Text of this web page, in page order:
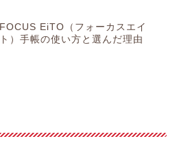
FOCUS EiTO（フォーカスエイ
ト）手帳の使い方と選んだ理由